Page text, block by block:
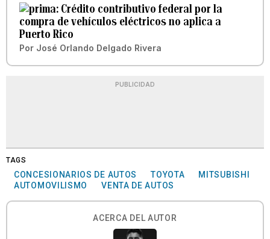
Crédito contributivo federal por la
compra de vehículos eléctricos no aplica a
Puerto Rico
Por José Orlando Delgado Rivera
PUBLICIDAD
TAGS
CONCESIONARIOS DE AUTOS TOYOTA
MITSUBISHI
AUTOMOVILISMO
VENTA DE AUTOS
ACERCA DEL AUTOR